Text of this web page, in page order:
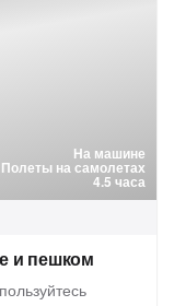
На машине
Полеты на самолетах
4.5 часа
и пешком